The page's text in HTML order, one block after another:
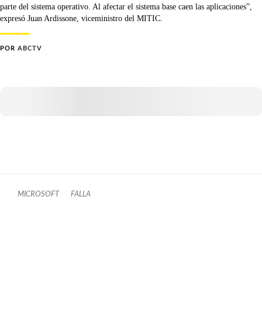
parte del sistema operativo. Al afectar el sistema base caen las aplicaciones”,
expresó Juan Ardissone, viceministro del MITIC.
POR ABCTV
MICROSOFT FALLA